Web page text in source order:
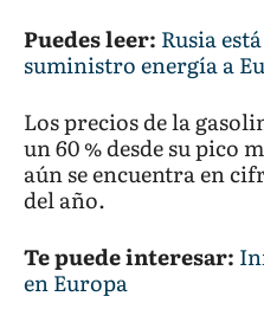
Puedes leer: Rusia
suministro energía a
Los precios de la
un 60 % desde su pico
aún se encuentra en
del año.
Te puede interesar:
en Europa